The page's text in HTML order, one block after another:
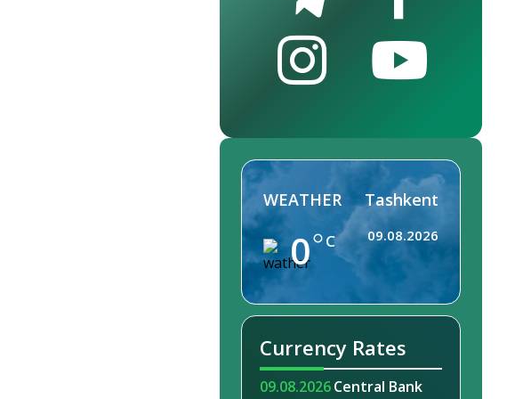
WEATHER
0 C
Tashkent
09.08.2026
Currency Rates
09.08.2026Central Bank